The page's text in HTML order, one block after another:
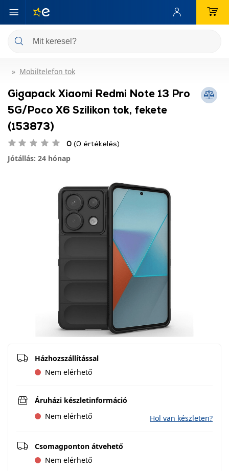
Mobiltelefon tok
Gigapack Xiaomi Redmi Note 13 Pro
5G/Poco X6 Szilikon tok, fekete
(153873)
0 (0 értékelés)
Jótállás: 24 hónap
Házhozszállítással
Nem elérhető
Áruházi készletinformáció
Nem elérhető
Hol van készleten?
Csomagponton átvehető
Nem elérhető